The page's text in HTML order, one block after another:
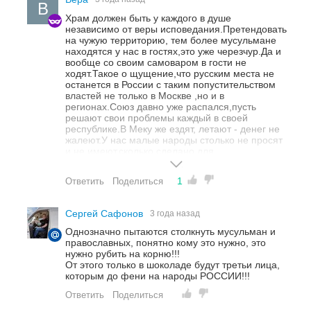
В
Храм должен быть у каждого в душе
независимо от веры исповедания.Претендовать
на чужую территорию, тем более мусульмане
находятся у нас в гостях,это уже черезчур.Да и
вообще со своим самоваром в гости не
ходят.Такое о щущение,что русским места не
останется в России с таким попустительством
властей не только в Москве ,но и в
регионах.Союз давно уже распался,пусть
решают свои проблемы каждый в своей
республике.В Меку же ездят, летают - денег не
жалеют.У нас малые народы столько не просят
мусульман.Всем добра.
Ответить Поделиться 1
Сергей Сафонов 3 года назад
Однозначно пытаются столкнуть мусульман и
православных, понятно кому это нужно, это
нужно рубить на корню!!!
От этого только в шоколаде будут третьи лица,
которым до фени на народы РОССИИ!!!
Ответить Поделиться